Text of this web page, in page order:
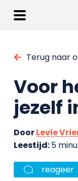
Terug naar
Voor
jezelf
DoorLevie
Leestijd:5
reageer